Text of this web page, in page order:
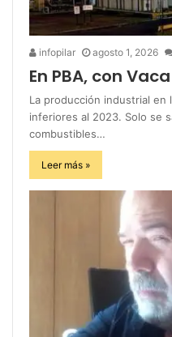
infopilar agosto 1, 2026
En PBA, con
La producción industrial en
inferiores al 2023. Solo se
combustibles…
Leer más »